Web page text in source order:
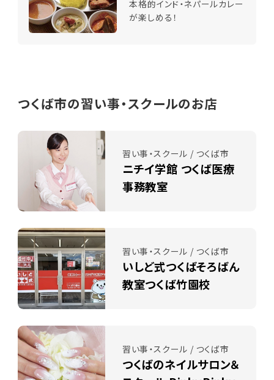
本格的インド・ネパールカレー
が楽しめる！
つくば市の習い事・スクールのお店
習い事・スクール / つくば市
ニチイ学館 つくば医療
事務教室
習い事・スクール / つくば市
いしど式つくばそろばん
教室つくば竹園校
習い事・スクール / つくば市
つくばのネイルサロン＆